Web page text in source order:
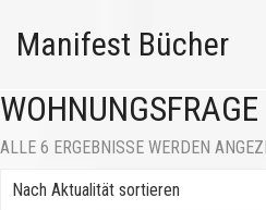
Manifest Bücher
WOHNUNGSFRAGE
ALLE 6 ERGEBNISSE WERDEN
Nach Aktualität sortieren